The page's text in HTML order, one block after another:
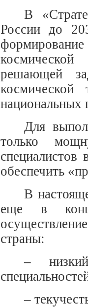
В
России до
решающей
национальных
Для
только
обеспечить
В
еще в
страны:
–
–